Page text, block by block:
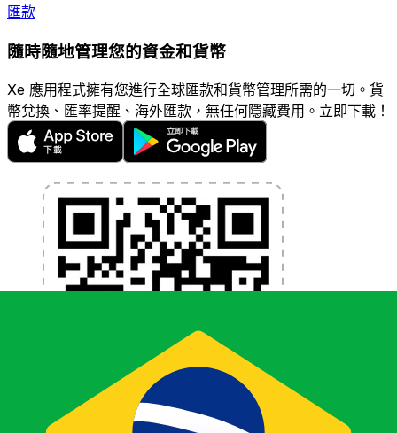
匯款
隨時隨地管理您的資金和貨幣
Xe 應用程式擁有您進行全球匯款和貨幣管理所需的一切。貨
幣兌換、匯率提醒、海外匯款，無任何隱藏費用。立即下載！